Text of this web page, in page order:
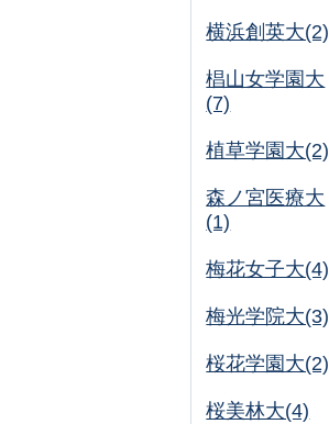
横浜創英大(2)
椙山女学園大
(7)
植草学園大(2)
森ノ宮医療大
(1)
梅花女子大(4)
梅光学院大(3)
桜花学園大(2)
桜美林大(4)